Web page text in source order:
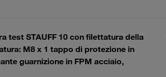
test STAUFF 10 con filettatura della
M8 x 1 tappo di protezione in
guarnizione in FPM acciaio,